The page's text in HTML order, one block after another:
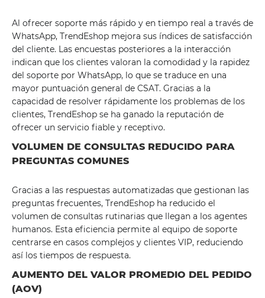
Al ofrecer soporte más rápido y en tiempo real a través de
WhatsApp, TrendEshop mejora sus índices de satisfacción
del cliente. Las encuestas posteriores a la interacción
indican que los clientes valoran la comodidad y la rapidez
del soporte por WhatsApp, lo que se traduce en una
mayor puntuación general de CSAT. Gracias a la
capacidad de resolver rápidamente los problemas de los
clientes, TrendEshop se ha ganado la reputación de
ofrecer un servicio fiable y receptivo.
VOLUMEN DE CONSULTAS REDUCIDO PARA
PREGUNTAS COMUNES
Gracias a las respuestas automatizadas que gestionan las
preguntas frecuentes, TrendEshop ha reducido el
volumen de consultas rutinarias que llegan a los agentes
humanos. Esta eficiencia permite al equipo de soporte
centrarse en casos complejos y clientes VIP, reduciendo
así los tiempos de respuesta.
AUMENTO DEL VALOR PROMEDIO DEL PEDIDO
(AOV)